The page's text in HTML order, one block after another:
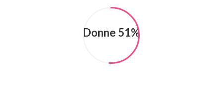
Donne 51%